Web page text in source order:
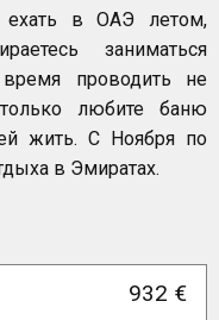
в ОАЭ летом,
заниматься
проводить не
любите баню
жить. С Ноября по
в Эмиратах.
932 €